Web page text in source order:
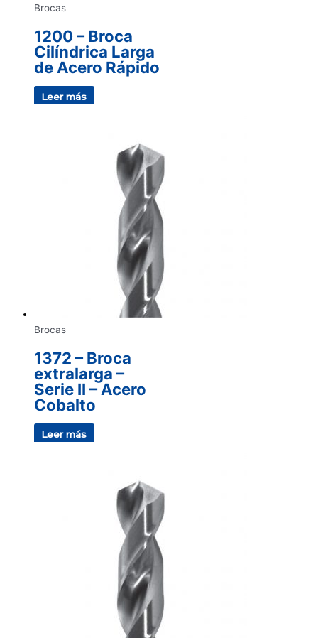
Brocas
1200 – Broca
Cilíndrica Larga
de Acero Rápido
Leer más
Brocas
1372 – Broca
extralarga –
Serie II – Acero
Cobalto
Leer más